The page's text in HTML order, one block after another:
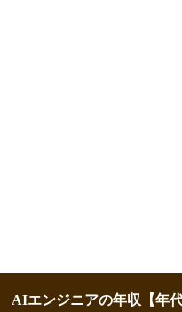
AIエンジニアの年収【年